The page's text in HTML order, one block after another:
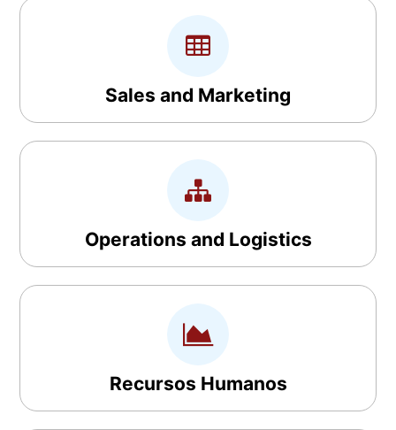
Sales and Marketing
Operations and Logistics
Recursos Humanos